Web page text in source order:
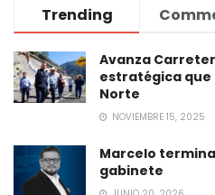
Trending
Avanza
estratégica
Norte
NOVIEMBRE 15, 2025
Marcelo termina
gabinete